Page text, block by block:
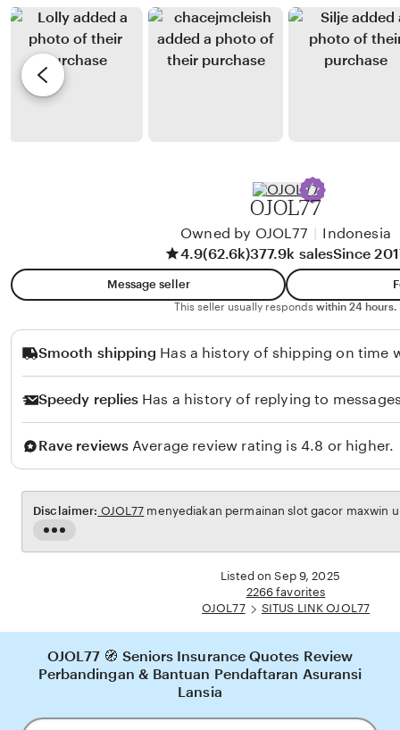
a
s
t
y
R
e
n
g
g
a
n
g
e
i
z
S
o
l
i
h
OJOL77
Owned by OJOL77
Indonesia
4.9(62.6k)377.9k salesSince
Message seller
This seller usually responds within 24 hours.
Smooth shipping Has a history of shipping on time
Speedy replies Has a history of replying to
Rave reviews Average review rating is 4.8 or higher.
Read
the
Disclaimer: OJOL77 menyediakan permainan slot gacor maxwin
Listed on Sep 9, 2025
2266 favorites
OJOL77
SITUS LINK OJOL77
OJOL77 🧭 Seniors Insurance Quotes Review
Perbandingan & Bantuan Pendaftaran Asuransi
Lansia